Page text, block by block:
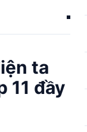
ta
11 đầy